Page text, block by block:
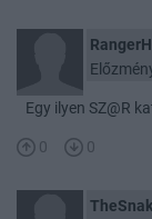
Egy ilyen SZ@R
0 0